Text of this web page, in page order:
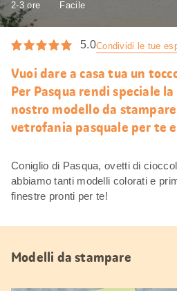
5.0Condividi le tue
2-3 ore
Facile
Vuoi dare a casa tua un
Per Pasqua rendi speciale
nostro modello da
vetrofania pasquale per te
Coniglio di Pasqua, ovetti di
abbiamo tanti modelli colorati e
finestre pronti per te!
Modelli da stampare